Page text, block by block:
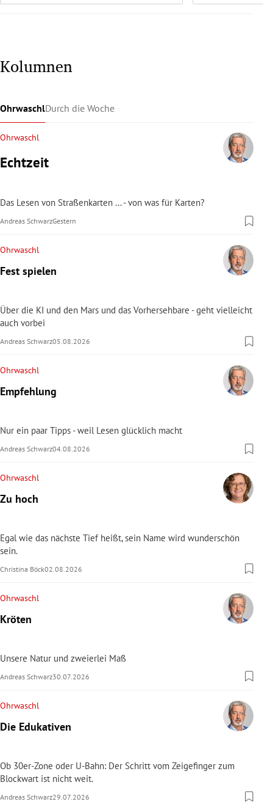
Kolumnen
OhrwaschlDurch die Woche
Ohrwaschl
Echtzeit
Das Lesen von Straßenkarten ... - von was für Karten?
Andreas SchwarzGestern
Ohrwaschl
Fest spielen
Über die KI und den Mars und das Vorhersehbare - geht vielleicht
auch vorbei
Andreas Schwarz05.08.2026
Ohrwaschl
Empfehlung
Nur ein paar Tipps - weil Lesen glücklich macht
Andreas Schwarz04.08.2026
Ohrwaschl
Zu hoch
Egal wie das nächste Tief heißt, sein Name wird wunderschön
sein.
Christina Böck02.08.2026
Ohrwaschl
Kröten
Unsere Natur und zweierlei Maß
Andreas Schwarz30.07.2026
Ohrwaschl
Die Edukativen
Ob 30er-Zone oder U-Bahn: Der Schritt vom Zeigefinger zum
Blockwart ist nicht weit.
Andreas Schwarz29.07.2026